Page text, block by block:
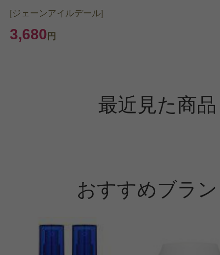
[ジェーンアイルデール]
3,680 円
最近見た商品
おすすめブラ